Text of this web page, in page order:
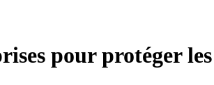
pour protéger